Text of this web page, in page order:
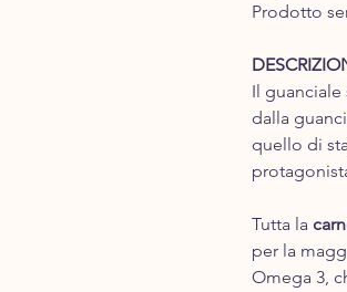
Prodotto
Il
dalla
quello di
Tutta la
per la
Omega 3,